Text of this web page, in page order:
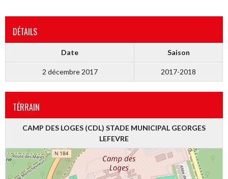
DÉTAILS
Date Saison
2 décembre 2017 2017-2018
TÉRRAIN
CAMP DES LOGES (CDL) STADE MUNICIPAL GEORGES
LEFEVRE